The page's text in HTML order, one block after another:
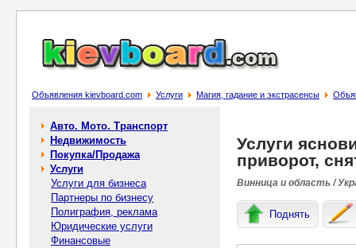
Объявления kievboard.com Услуги Магия, гадание и экстрасенсы
Авто. Мото. Транспорт
Недвижимость
Покупка/Продажа
Услуги
Услуги для бизнеса
Партнеры по бизнесу
Полиграфия, реклама
Юридические услуги
Финансовые
Услуги
приворот,
Винница и область /
Поднять